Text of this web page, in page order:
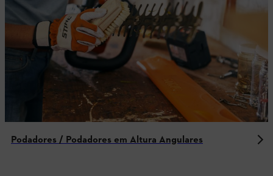
Podadores / Podadores em Altura Angulares